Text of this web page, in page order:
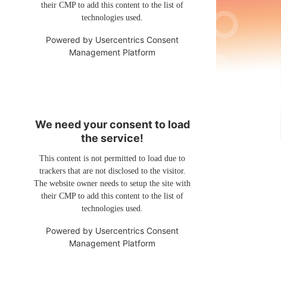
their CMP to add this content to the list of
technologies used.
Powered by Usercentrics Consent
Management Platform
We need your consent to load
the service!
This content is not permitted to load due to
trackers that are not disclosed to the visitor.
The website owner needs to setup the site with
their CMP to add this content to the list of
technologies used.
Powered by Usercentrics Consent
Management Platform